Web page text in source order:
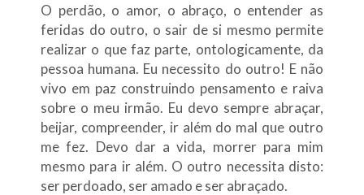
O perdão, o amor, o abraço, o entender as
feridas do outro, o sair de si mesmo permite
realizar o que faz parte, ontologicamente, da
pessoa humana. Eu necessito do outro! E não
vivo em paz construindo pensamento e raiva
sobre o meu irmão. Eu devo sempre abraçar,
beijar, compreender, ir além do mal que outro
me fez. Devo dar a vida, morrer para mim
mesmo para ir além. O outro necessita disto:
ser perdoado, ser amado e ser abraçado.